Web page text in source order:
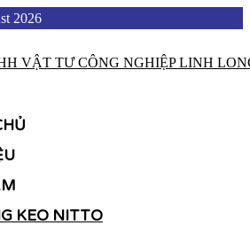
2026
KEO NITTO